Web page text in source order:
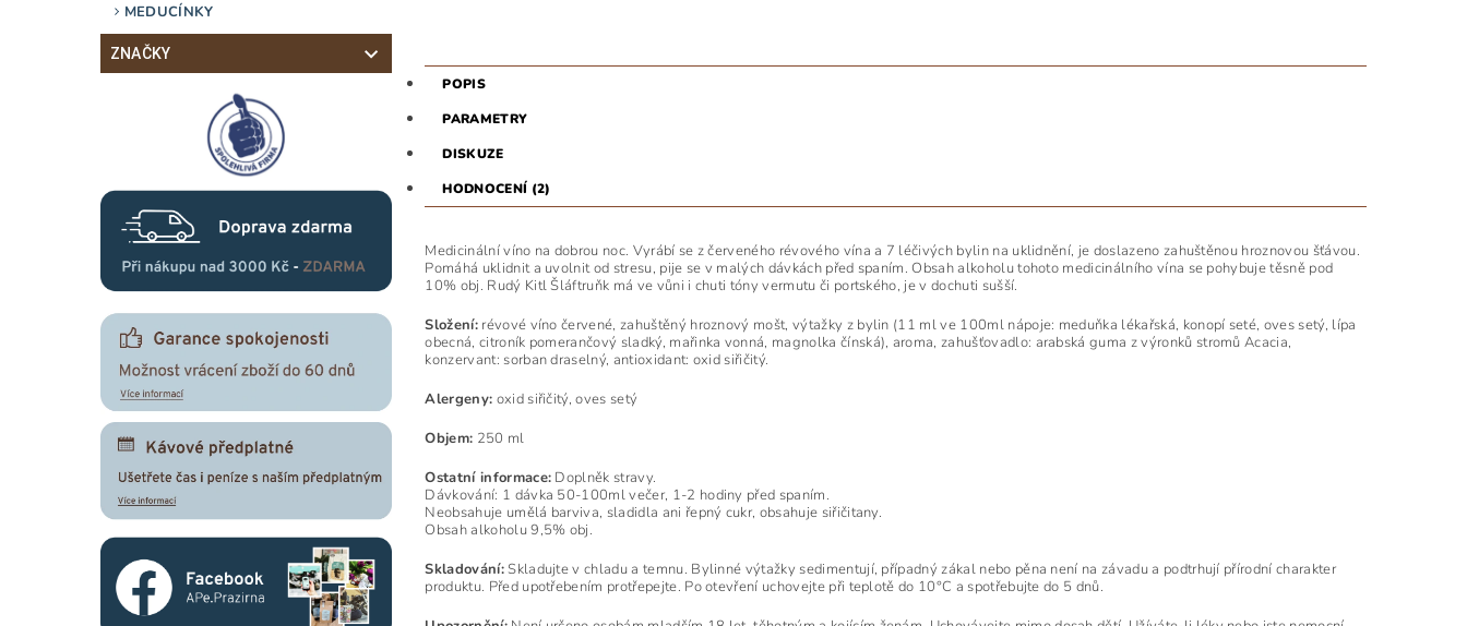
MEDUCÍNKY
ZNAČKY
POPIS
PARAMETRY
DISKUZE
HODNOCENÍ (2)
Medicinální víno na dobrou noc. Vyrábí se z červeného révového vína a 7 léčivých bylin na uklidnění, je doslazeno zahuštěnou hroznovou šťávou.
Pomáhá uklidnit a uvolnit od stresu, pije se v malých dávkách před spaním. Obsah alkoholu tohoto medicinálního vína se pohybuje těsně pod
10% obj. Rudý Kitl Šláftruňk má ve vůni i chuti tóny vermutu či portského, je v dochuti sušší.
Složení:révové víno červené, zahuštěný hroznový mošt, výtažky z bylin (11 ml ve 100ml nápoje: meduňka lékařská, konopí seté, oves setý, lípa
obecná, citroník pomerančový sladký, mařinka vonná, magnolka čínská), aroma, zahušťovadlo: arabská guma z výronků stromů Acacia,
konzervant: sorban draselný, antioxidant: oxid siřičitý.
Alergeny: oxid siřičitý, oves setý
Objem: 250 ml
Ostatní informace: Doplněk stravy.
Dávkování: 1 dávka 50-100ml večer, 1-2 hodiny před spaním.
Neobsahuje umělá barviva, sladidla ani řepný cukr, obsahuje siřičitany.
Obsah alkoholu 9,5% obj.
Skladování:Skladujte v chladu a temnu. Bylinné výtažky sedimentují, případný zákal nebo pěna není na závadu a podtrhují přírodní charakter
produktu. Před upotřebením protřepejte. Po otevření uchovejte při teplotě do 10°C a spotřebujte do 5 dnů.